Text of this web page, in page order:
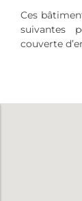
Ces
suivantes
couverte